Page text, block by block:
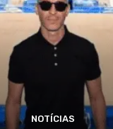
NOTÍCIAS